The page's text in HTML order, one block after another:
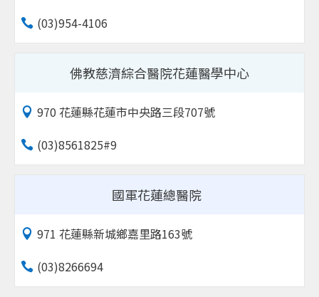
(03)954-4106
佛教慈濟綜合醫院花蓮醫學中心
970 花蓮縣花蓮市中央路三段707號
(03)8561825#9
國軍花蓮總醫院
971 花蓮縣新城鄉嘉里路163號
(03)8266694